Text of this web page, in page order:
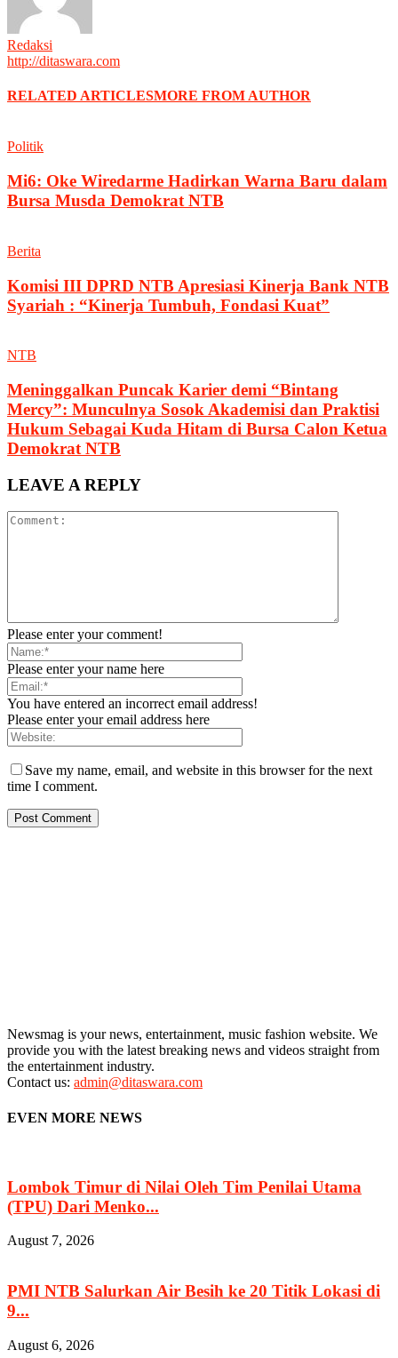
Redaksi
http://ditaswara.com
RELATED ARTICLESMORE FROM AUTHOR
Politik
Mi6: Oke Wiredarme Hadirkan Warna Baru dalam
Bursa Musda Demokrat NTB
Berita
Komisi III DPRD NTB Apresiasi Kinerja Bank NTB
Syariah : “Kinerja Tumbuh, Fondasi Kuat”
NTB
Meninggalkan Puncak Karier demi “Bintang
Mercy”: Munculnya Sosok Akademisi dan Praktisi
Hukum Sebagai Kuda Hitam di Bursa Calon Ketua
Demokrat NTB
LEAVE A REPLY
Please enter your comment!
Please enter your name here
You have entered an incorrect email address!
Please enter your email address here
Save my name, email, and website in this browser for the next
time I comment.
Newsmag is your news, entertainment, music fashion website. We
provide you with the latest breaking news and videos straight from
the entertainment industry.
Contact us: admin@ditaswara.com
EVEN MORE NEWS
Lombok Timur di Nilai Oleh Tim Penilai Utama
(TPU) Dari Menko...
August 7, 2026
PMI NTB Salurkan Air Besih ke 20 Titik Lokasi di
9...
August 6, 2026